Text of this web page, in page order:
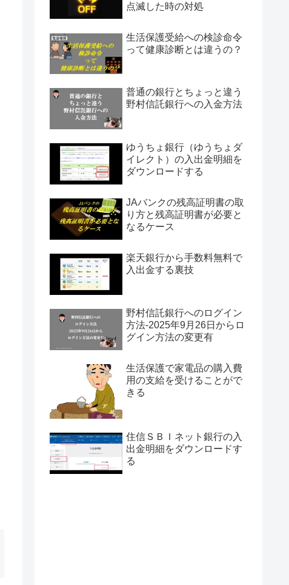
点滅した時の対処
生活保護受給への検診命令
って健康診断とは違うの？
普通の銀行とちょっと違う
野村信託銀行への入金方法
ゆうちょ銀行（ゆうちょダ
イレクト）の入出金明細を
ダウンロードする
JAバンクの残高証明書の取
り方と残高証明書が必要と
なるケース
楽天銀行から手数料無料で
入出金する裏技
野村信託銀行へのログイン
方法-2025年9月26日からロ
グイン方法の変更有
生活保護で家電品の購入費
用の支給を受けることがで
きる
住信ＳＢＩネット銀行の入
出金明細をダウンロードす
る